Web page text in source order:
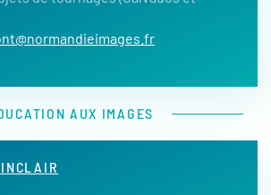
AUX IMAGES